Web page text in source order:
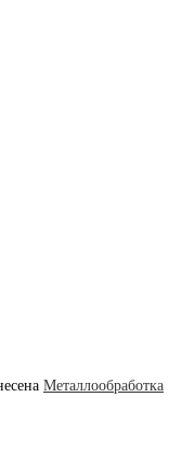
Металлообработка